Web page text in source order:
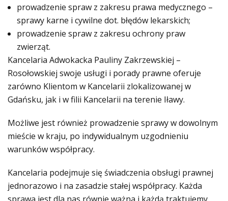
prowadzenie spraw z zakresu prawa medycznego –
sprawy karne i cywilne dot. błędów lekarskich;
prowadzenie spraw z zakresu ochrony praw
zwierząt.
Kancelaria Adwokacka Pauliny Zakrzewskiej –
Rosołowskiej swoje usługi i porady prawne oferuje
zarówno Klientom w Kancelarii zlokalizowanej w
Gdańsku, jak i w filii Kancelarii na terenie Iławy.
Możliwe jest również prowadzenie sprawy w dowolnym
mieście w kraju, po indywidualnym uzgodnieniu
warunków współpracy.
Kancelaria podejmuje się świadczenia obsługi prawnej
jednorazowo i na zasadzie stałej współpracy. Każda